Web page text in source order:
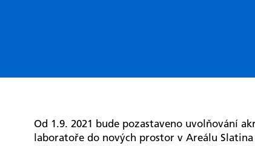
Od 1.9. 2021 bude pozastaveno uvolňování
laboratoře do nových prostor v Areálu